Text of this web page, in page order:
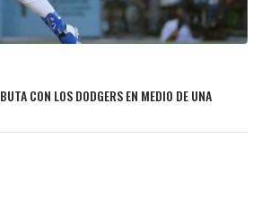
CON LOS DODGERS EN MEDIO DE UNA